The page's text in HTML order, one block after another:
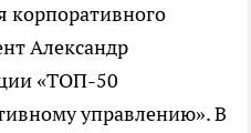
корпоративного
Александр
«ТОП-50
управлению». В